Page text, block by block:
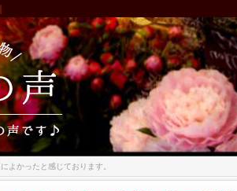
よかったと感じております。